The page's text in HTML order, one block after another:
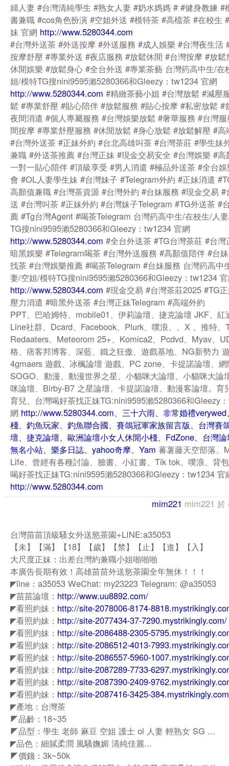
婦人妻 #台灣清純學生 #熟女人妻 #奶水媽媽 # #健身教練 #
書兼職 #cos角色扮演 #空姐外送 #模特茶 #高檔茶 #在校生
妹 官網 http://www.5280344.com
#台灣外送茶 #外送按摩 #外送服務 #成人娛樂 #台灣夜生活
按摩舒壓 #專業外送 #夜店服務 #放鬆休閒 #台灣按摩 #放鬆
休閒娛樂 #放鬆身心 #全台外送 #專業茶藝 台灣箹高中生/在
姐/模特TG搜nini9595瀨5280366和Gleezy：tw1234 官網
http://www.5280344.com #精緻茶藝小姐 #台灣放鬆 #減壓
鬆 #專業舒壓 #貼心陪伴 #放鬆服務 #貼心按摩 #私密放鬆 #
夜間消遣 #個人專屬服務 #台灣娛樂放鬆 #奢華服務 #台灣
間按摩 #專業舒壓服務 #休閒放鬆 #身心放鬆 #放鬆解壓 #高
#台灣外送茶 #正妹外約 #台北高雄叫茶 #台灣茶莊 #學生妹
兼職 #外送茶推薦 #台灣正妹 #現金交易安全 #台灣娛樂 #高
一對一貼心陪伴 #頂級享受 #男人消遣 #極品外送茶 #全台
會 #OL人妻學生妹 #台灣妹子 #Telegram外約 #正妹消遣
高顏值兼職 #台灣茶資源 #台灣外約 #台妹服務 #現金交易 #
送 #台灣叫茶 #正妹外約 #台灣妹子Telegram #TG外送茶 #
薦 #Tg台灣Agent #喝茶Telegram 台灣箹高中生/在校生/人
TG搜nini9595瀨5280366和Gleezy：tw1234 官網
http://www.5280344.com #全台外送茶 #TG台灣茶莊 #台灣
暗黑娛樂 #Telegram喝茶 #台灣外送服務 #高顏值陪伴 #台
找茶 #台灣娛樂推薦 #喝茶Telegram #台妹服務 台灣箹高中
妻/空姐/模特TG搜nini9595瀨5280366和Gleezy：tw1234
http://www.5280344.com #現金交易 #台灣茶莊2025 #TG
壓力消遣 #暗黑外送茶 #台灣正妹Telegram #高端外約
PPT、巴哈姆特、mobile01、伊莉論壇、捷克論壇 JKF、紅
Line社群、Dcard、Facebook、Plurk、噗浪、、X 、推特、
Redaaters、Meteorom 25+、Komica2、Pcdvd、Myav、
格、痞客邦博客、深藍、鐵之狂傲、遊戲基地、NG新勢力
4gmaers 遊戲、冰楓論壇 遊戲、PC zone、卡提諾論壇、
SOGO、動漫、動漫世界之星、小貓咪大論壇、小貓咪大論
咪論壇、Birby-B7 之星論壇、卡提諾論壇、動漫客論壇。育
育兒、台灣喝好茶找正妹TG:nini9595瀨5280366和Gleezy
網 http://www.5280344.com、三十六雨、非常婚禮verywed
棧、釣魚玩家、釣魚聯合國、賽鴿冠軍家族留言版、台灣賽
壇、捷克論壇、歐洲論壇小女人休閒小棧、FdZone、台灣
無名小站、樂多日誌、yahoo奇摩、Yam 蕃薯藤天空部落、
Life、曾經有各種討論、臉書、小紅書、Tik tok、噗浪、背
喝好茶找正妹TG:nini9595瀨5280366和Gleezy：tw1234 官
http://www.5280344.com
mim221 mim221 於
台灣苗苗頂級騷女外送慾茶園+LINE:a35053
【未】【滿】【18】【歲】【禁】【止】【進】【入】
大尺度正妹：出差台灣約兼職小姐啪啪啪
本廣告長期有效！高雄苗苗外送慾茶園全年無休！！！
◤line：a35053 WeChat: my23223 Telegram: @a35053
◤苗苗論壇： http://www.uu8892.com/
◤看照約妹： http://site-2078006-8174-
◤看照約妹： http://site-2077434-37-7290.mystrikingly.com/
◤看照約妹： http://site-2086488-2305-
◤看照約妹： http://site-2086512-4013-
◤看照約妹： http://site-2086557-5960-
◤看照約妹： http://site-2087289-7733-
◤看照約妹： http://site-2087390-2409-
◤看照約妹： http://site-2087416-3425-
◤產地：台灣茶
◤品齡：18~35
◤品型：學生 老師 麻豆 空姐 護士 ol 人妻 輕熟女 SG ...
◤品色：細膩柔潤 風騷嫵媚 清純佳麗...
◤價錢：3k~50k